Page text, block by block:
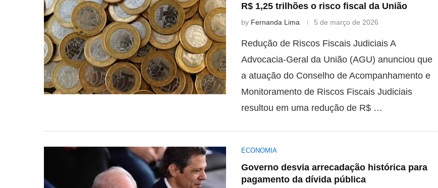
R$ 1,25 trilhões o risco fiscal da União
by Fernanda Lima 5 de março de 2026
Redução de Riscos Fiscais Judiciais A
Advocacia-Geral da União (AGU) anunciou que
a atuação do Conselho de Acompanhamento e
Monitoramento de Riscos Fiscais Judiciais
resultou em uma redução de R$ …
ECONOMIA
Governo desvia arrecadação histórica para
pagamento da dívida pública